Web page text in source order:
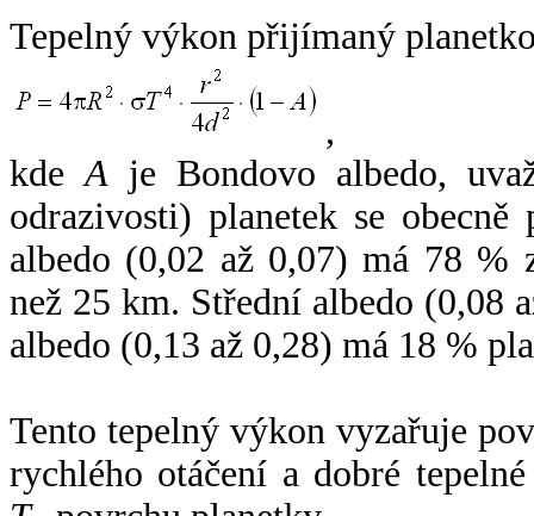
Tepelný výkon přijímaný
,
kdeA je Bondovo albedo,
odrazivosti) planetek se
albedo (0,02 až 0,07) má 78 %
než 25 km. Střední albedo (0,08
albedo (0,13 až 0,28) má 18 %
Tento tepelný výkon vyzařuje
rychlého otáčení a dobré